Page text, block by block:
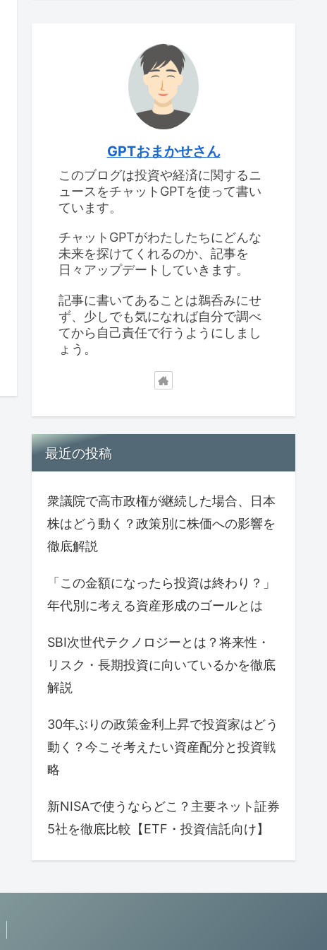
GPTおまかせさん
このブログは投資や経済に関するニ
ュースをチャットGPTを使って書い
ています。
チャットGPTがわたしたちにどんな
未来を探けてくれるのか、記事を
日々アップデートしていきます。
記事に書いてあることは鵜呑みにせ
ず、少しでも気になれば自分で調べ
てから自己責任で行うようにしまし
ょう。
最近の投稿
衆議院で高市政権が継続した場合、日本
株はどう動く？政策別に株価への影響を
徹底解説
「この金額になったら投資は終わり？」
年代別に考える資産形成のゴールとは
SBI次世代テクノロジーとは？将来性・
リスク・長期投資に向いているかを徹底
解説
30年ぶりの政策金利上昇で投資家はどう
動く？今こそ考えたい資産配分と投資戦
略
新NISAで使うならどこ？主要ネット証券
5社を徹底比較【ETF・投資信託向け】